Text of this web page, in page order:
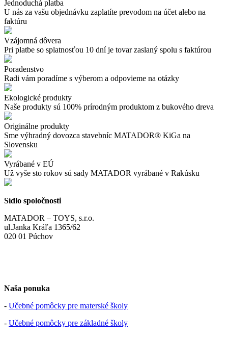
Jednoduchá platba
U nás za vašu objednávku zaplatíte prevodom na účet alebo na
faktúru
Vzájomná dôvera
Pri platbe so splatnosťou 10 dní je tovar zaslaný spolu s faktúrou
Poradenstvo
Radi vám poradíme s výberom a odpovieme na otázky
Ekologické produkty
Naše produkty sú 100% prírodným produktom z bukového dreva
Originálne produkty
Sme výhradný dovozca stavebníc MATADOR® KiGa na
Slovensku
Vyrábané v EÚ
Už vyše sto rokov sú sady MATADOR vyrábané v Rakúsku
Sídlo spoločnosti
MATADOR – TOYS, s.r.o.
ul.Janka Kráľa 1365/62
020 01 Púchov
Naša ponuka
- Učebné pomôcky pre materské školy
- Učebné pomôcky pre základné školy